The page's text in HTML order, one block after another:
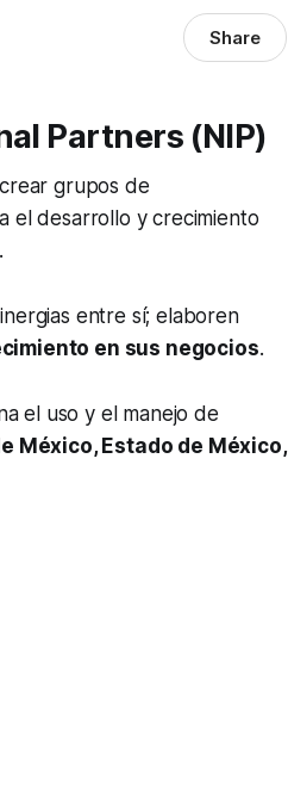
Share
Partners (NIP)
grupos de
el desarrollo y crecimiento
entre sí; elaboren
en sus negocios.
el uso y el manejo de
México, Estado de México,